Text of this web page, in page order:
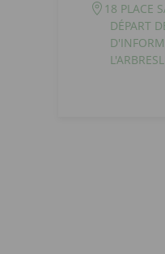
18 PLACE
DÉPART